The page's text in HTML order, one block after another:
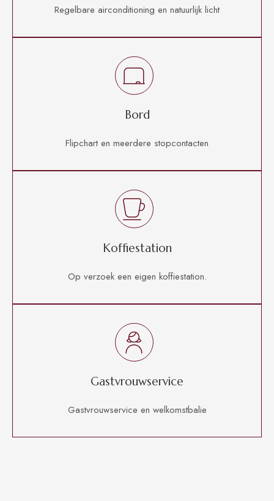
Regelbare airconditioning en natuurlijk licht
Bord
Flipchart en meerdere stopcontacten
Koffiestation
Op verzoek een eigen koffiestation.
Gastvrouwservice
Gastvrouwservice en welkomstbalie